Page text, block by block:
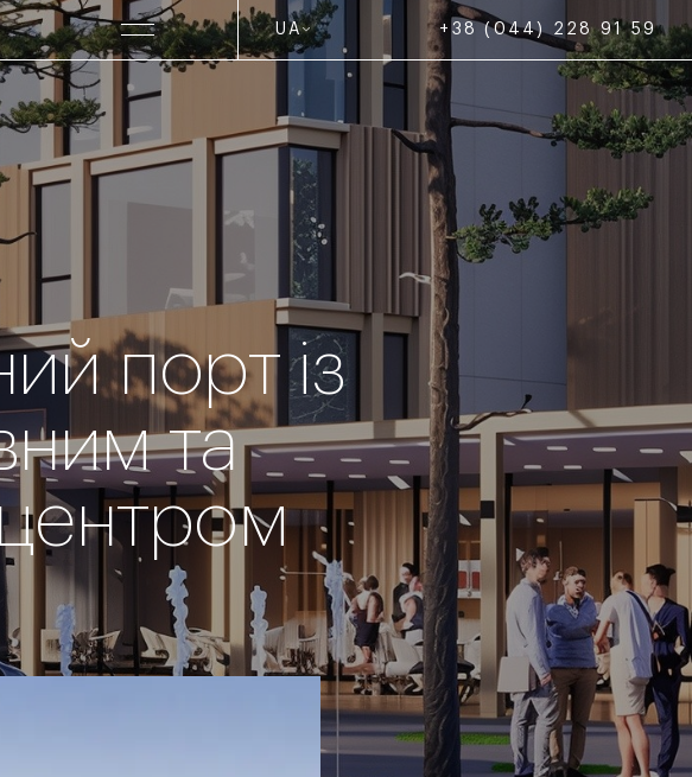
архітектура. Вражаюча архітектура. Вражаюча архітектура. Вражаюча
UA
+38 (044) 228 91 59
+38 (044) 228 91 59
порт із
та